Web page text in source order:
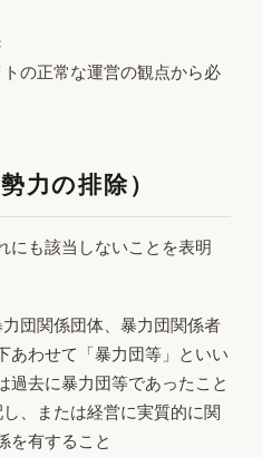
トの正常な運営の観点から必
力の排除）
にも該当しないことを表明
力団関係団体、暴力団関係者
あわせて「暴力団等」といい
過去に暴力団等であったこと
し、または経営に実質的に関
を有すること